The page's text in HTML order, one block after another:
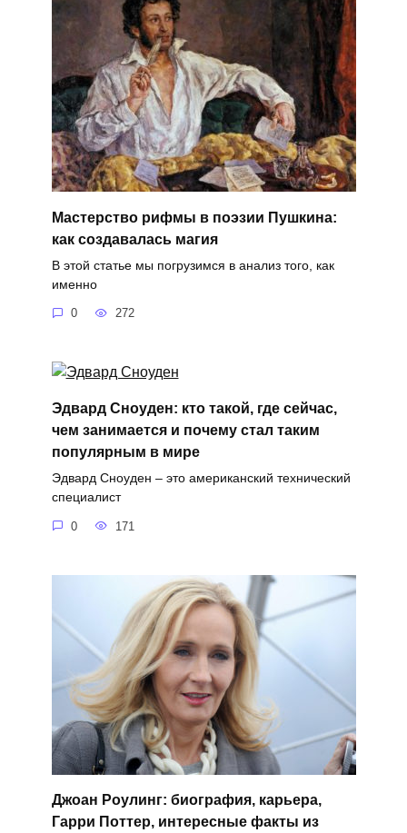
Мастерство рифмы в поэзии Пушкина:
как создавалась магия
В этой статье мы погрузимся в анализ того, как
именно
0 272
Эдвард Сноуден: кто такой, где сейчас,
чем занимается и почему стал таким
популярным в мире
Эдвард Сноуден – это американский технический
специалист
0 171
Джоан Роулинг: биография, карьера,
Гарри Поттер, интересные факты из